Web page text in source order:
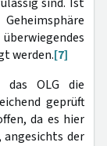
werden.[7]
das OLG die
geprüft
da es hier
angesichts der